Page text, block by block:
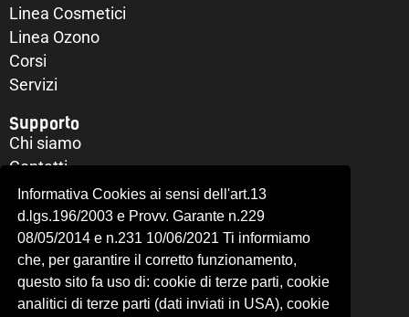
Informativa Cookies ai sensi dell'art.13
d.lgs.196/2003 e Provv. Garante n.229
08/05/2014 e n.231 10/06/2021 Ti informiamo
che, per garantire il corretto funzionamento,
questo sito fa uso di: cookie di terze parti, cookie
analitici di terze parti (dati inviati in USA), cookie
Linea Cosmetici
Linea Ozono
Corsi
Servizi
Supporto
Chi siamo
Contatti
Il mio account
Richiesta di recesso
Privacy Policy
Cookie Policy
OVER LINE S.R.L.